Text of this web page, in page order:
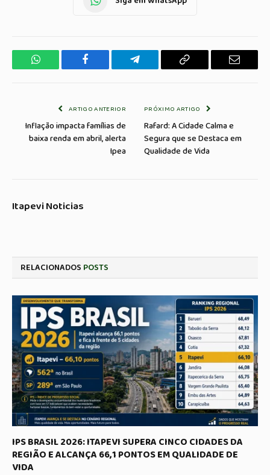
WhatsApp Facebook Telegrama Copiar
E-
ARTIGO ANTERIOR
Inflação impacta famílias de
baixa renda em abril, alerta
Ipea
PRÓXIMO ARTIGO
Rafard: A Cidade Calma e
Segura que se Destaca em
Qualidade de Vida
Itapevi Noticias
RELACIONADOS POSTS
IPS BRASIL 2026: ITAPEVI SUPERA CINCO CIDADES DA
REGIÃO E ALCANÇA 66,1 PONTOS EM QUALIDADE DE
VIDA